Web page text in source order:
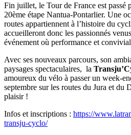
Fin juillet, le Tour de France est passé
20ème étape Nantua-Pontarlier. Une
routes appartiennent à l’histoire du
accueilleront donc les passionnés
événement où performance et
Avec ses nouveaux parcours, son
paysages spectaculaires, la
amoureux du vélo à passer un week-
septembre sur les routes du Jura et du
plaisir !
Infos et inscriptions : https://
transju-cyclo/